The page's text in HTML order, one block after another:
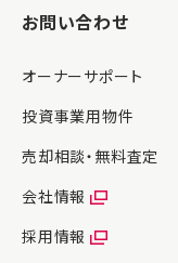
お問い合わせ
オーナーサポート
投資事業用物件
売却相談・無料査定
会社情報
採用情報